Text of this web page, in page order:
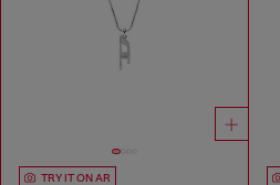
TRY IT ON AR